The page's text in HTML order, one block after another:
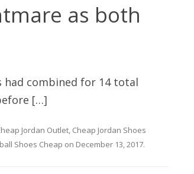
as both
had combined for 14 total
[…]
Jordan Outlet, Cheap Jordan Shoes
Shoes Cheap on December 13, 2017.